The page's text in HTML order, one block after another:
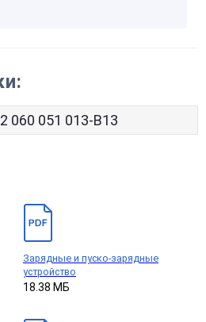
060 051 013-B13
Зарядные и пуско-зарядные
устройство
18.38 МБ